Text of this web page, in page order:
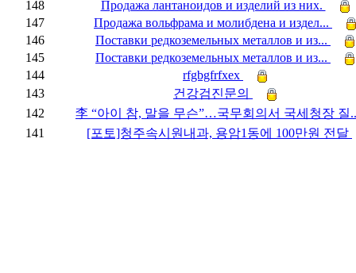
148
Продажа лантаноидов и изделий из них.
147
Продажа вольфрама и молибдена и издел...
146
Поставки редкоземельных металлов и из...
145
Поставки редкоземельных металлов и из...
144
rfgbgfrfxex
143
건강검진문의
142
李 “아이 참, 말을 무슨”…국무회의서 국세청장 질
141
[포토]청주속시원내과, 용암1동에 100만원 전달